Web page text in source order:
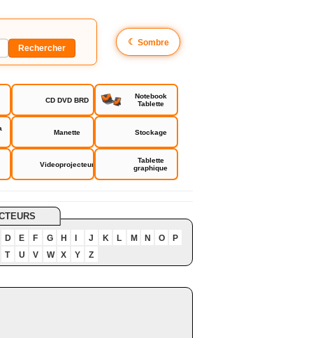
☾ Sombre
CD DVD BRD
Notebook
Tablette
Manette Stockage
Videoprojecteur
Tablette
graphique
D E F G H J K L M N O
P
T
U V W X Y Z